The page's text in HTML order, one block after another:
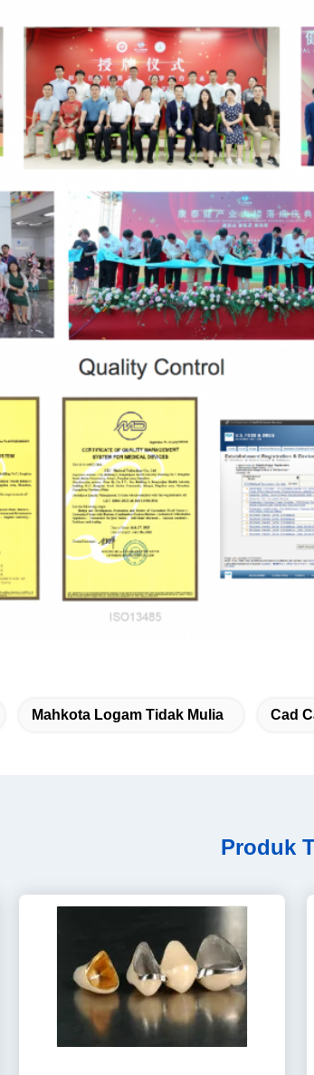
Mahkota Logam Tidak Mulia Cad
Produk